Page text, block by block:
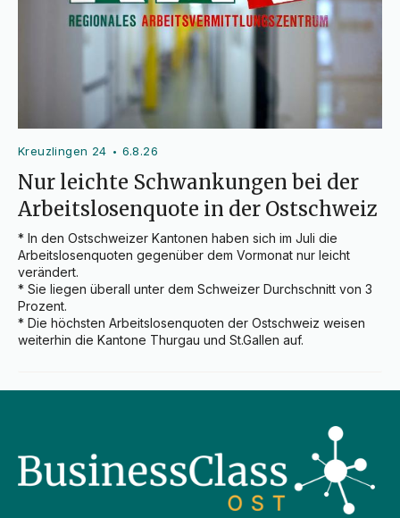
Kreuzlingen 24 • 6.8.26
Nur leichte Schwankungen bei der
Arbeitslosenquote in der Ostschweiz
* In den Ostschweizer Kantonen haben sich im Juli die
Arbeitslosenquoten gegenüber dem Vormonat nur leicht
verändert.
* Sie liegen überall unter dem Schweizer Durchschnitt von 3
Prozent.
* Die höchsten Arbeitslosenquoten der Ostschweiz weisen
weiterhin die Kantone Thurgau und St.Gallen auf.